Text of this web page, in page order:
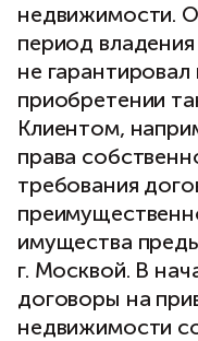
недвижимости.
период
не
приобретении
Клиентом,
права
требования
имущества
г. Москвой. В
договоры на
недвижимости